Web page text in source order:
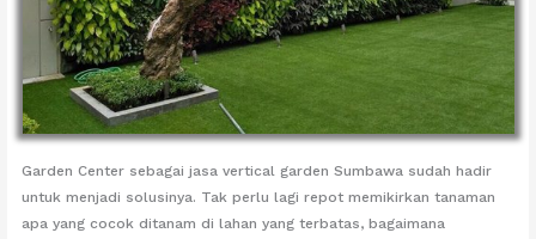
Garden Center sebagai jasa vertical garden Sumbawa sudah hadir
untuk menjadi solusinya. Tak perlu lagi repot memikirkan tanaman
apa yang cocok ditanam di lahan yang terbatas, bagaimana